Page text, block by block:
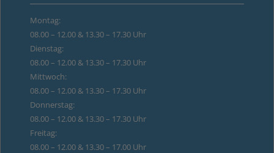
Montag:
08.00 – 12.00 & 13.30 – 17.30 Uhr
Dienstag:
08.00 – 12.00 & 13.30 – 17.30 Uhr
Mittwoch:
08.00 – 12.00 & 13.30 – 17.30 Uhr
Donnerstag:
08.00 – 12.00 & 13.30 – 17.30 Uhr
Freitag:
08.00 – 12.00 & 13.30 – 17.00 Uhr